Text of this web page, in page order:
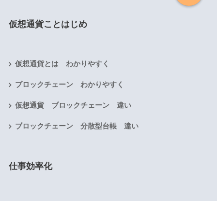
仮想通貨ことはじめ
仮想通貨とは わかりやすく
ブロックチェーン わかりやすく
仮想通貨 ブロックチェーン 違い
ブロックチェーン 分散型台帳 違い
仕事効率化